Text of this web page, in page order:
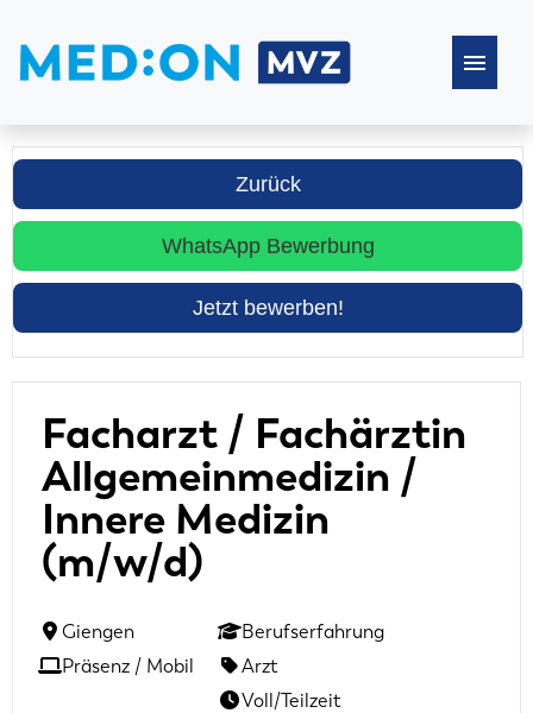
Stellenangebote
Häufige Fragen
Zurück
WhatsApp Bewerbung
Jetzt bewerben!
Facharzt / Fachärztin
Allgemeinmedizin /
Innere Medizin
(m/w/d)
Giengen
Präsenz / Mobil
Berufserfahrung
Arzt
Voll/Teilzeit